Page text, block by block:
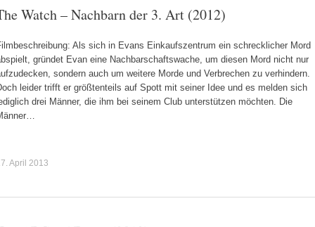
Watch – Nachbarn der 3. Art (2012)
Als sich in Evans Einkaufszentrum ein schrecklicher Mord
gründet Evan eine Nachbarschaftswache, um diesen Mord nicht nur
sondern auch um weitere Morde und Verbrechen zu verhindern.
leider trifft er größtenteils auf Spott mit seiner Idee und es melden sich
drei Männer, die ihm bei seinem Club unterstützen möchten. Die
April 2013